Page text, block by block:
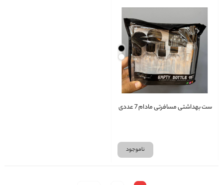
ست بهداشتی مسافرتی مادام 7 عددی
ناموجود